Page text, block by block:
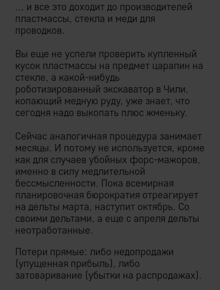
... и все это доходит до производителей
пластмассы, стекла и меди для
проводков.
Вы еще не успели проверить купленный
кусок пластмассы на предмет царапин на
стекле, а какой-нибудь
роботизированный экскаватор в Чили,
копающий медную руду, уже знает, что
сегодня надо выкопать плюс жменьку.
Сейчас аналогичная процедура занимает
месяцы. И потому не используется, кроме
как для случаев убойных форс-мажоров,
именно в силу медлительной
бессмысленности. Пока всемирная
планировочная бюрократия отреагирует
на дельты марта, наступит октябрь. Со
своими дельтами, а еще с апреля дельты
неотработанные.
Потери прямые: либо недопродажи
(упущенная прибыль), либо
затоваривание (убытки на распродажах).